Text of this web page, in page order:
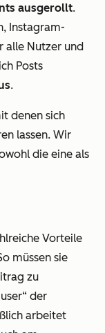
ausgerollt.
Instagram-
alle Nutzer und
Posts
.
denen sich
lassen. Wir
die eine als
Vorteile
müssen sie
zu
der
arbeitet